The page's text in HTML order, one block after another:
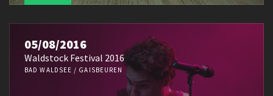
05/08/2016
Waldstock Festival 2016
BAD WALDSEE / GAISBEUREN